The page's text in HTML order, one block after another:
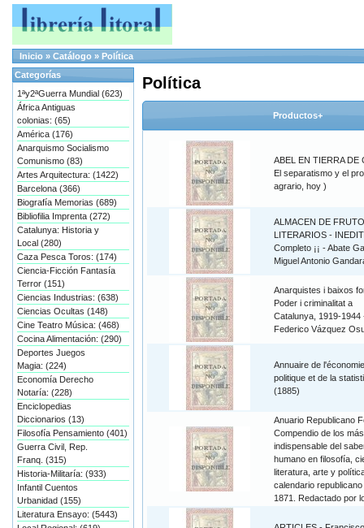
Inicio » Catálogo » Política
Política
Productos+
ABEL EN TIERRA DE
El separatismo y el
agrario, hoy )
ALMACEN DE
LITERARIOS -
Completo ¡¡ - Abate
Miguel Antonio
Anarquistes i baixos
Poder i criminalitat a
Catalunya, 1919-1944
Federico Vázquez
Annuaire de l'économie
politique et de la
(1885)
Anuario Republicano
Compendio de los
indispensable del
humano en filosofía,
literatura, arte y
calendario
1871. Redactado por
Categorías
1ªy2ªGuerra Mundial (623)
África Antiguas
colonias: (65)
América (176)
Anarquismo Socialismo
Comunismo (83)
Artes Arquitectura: (1422)
Barcelona (366)
Biografía Memorias (689)
Bibliofilia Imprenta (272)
Catalunya: Historia y
Local (280)
Caza Pesca Toros: (174)
Ciencia-Ficción Fantasía
Terror (151)
Ciencias Industrias: (638)
Ciencias Ocultas (148)
Cine Teatro Música: (468)
Cocina Alimentación: (290)
Deportes Juegos
Magia: (224)
Economía Derecho
Notaría: (228)
Enciclopedias
Diccionarios (13)
Filosofía Pensamiento (401)
Guerra Civil, Rep.
Franq. (315)
Historia-Militaría: (933)
Infantil Cuentos
Urbanidad (155)
Literatura Ensayo: (5443)